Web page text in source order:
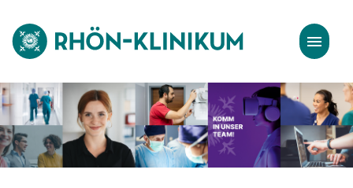
Stellenangebote
Bewerbungstipps